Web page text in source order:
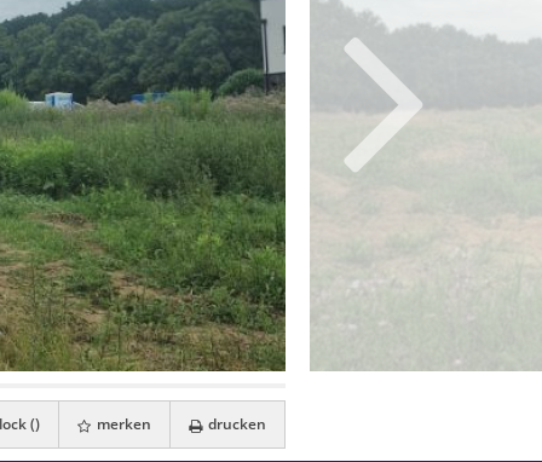
() merken drucken